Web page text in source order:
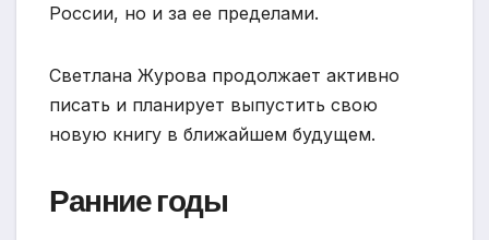
России, но и за ее пределами.
Светлана Журова продолжает активно
писать и планирует выпустить свою
новую книгу в ближайшем будущем.
Ранние годы